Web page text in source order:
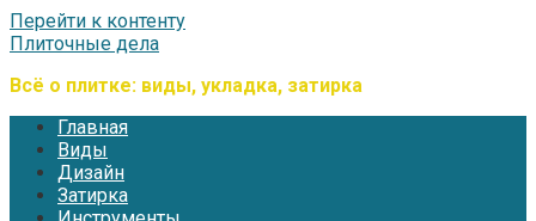
Перейти к контенту
Плиточные дела
Всё о плитке: виды, укладка, затирка
Главная
Виды
Дизайн
Затирка